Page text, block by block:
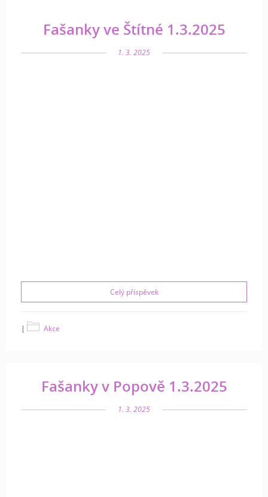
Fašanky ve Štítné 1.3.2025
1. 3. 2025
Celý příspěvek
| Akce
Fašanky v Popově 1.3.2025
1. 3. 2025